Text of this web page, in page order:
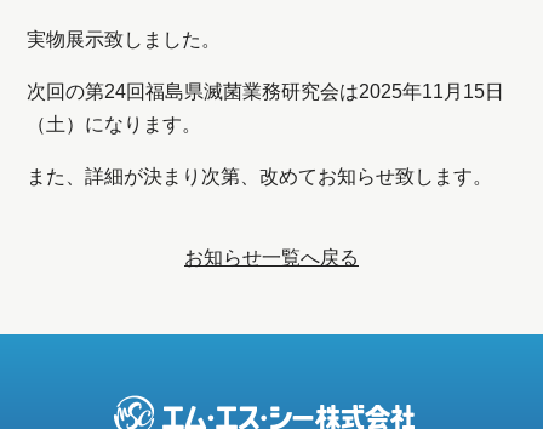
会社概要
採用情報
お知らせ
プライバシーポリシー
実物展示致しました。
次回の第24回福島県滅菌業務研究会は2025年11月15日
（土）になります。
また、詳細が決まり次第、改めてお知らせ致します。
お知らせ一覧へ戻る